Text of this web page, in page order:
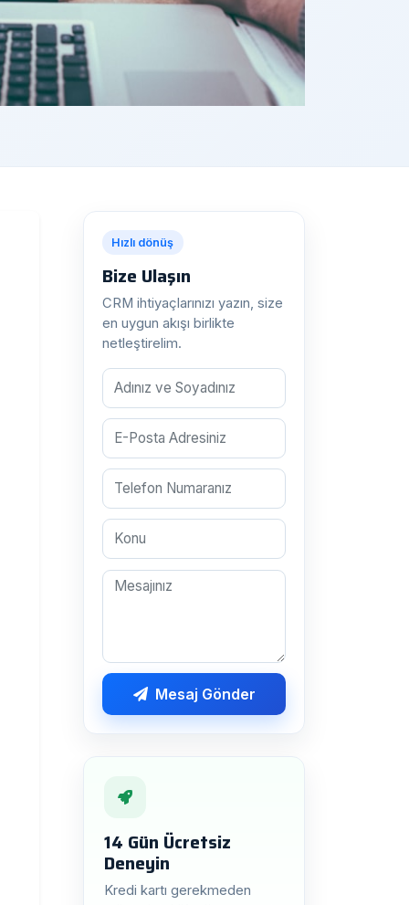
Hızlı dönüş
Bize Ulaşın
CRM ihtiyaçlarınızı yazın, size
en uygun akışı birlikte
netleştirelim.
Mesaj Gönder
14 Gün Ücretsiz
Deneyin
Kredi kartı gerekmeden